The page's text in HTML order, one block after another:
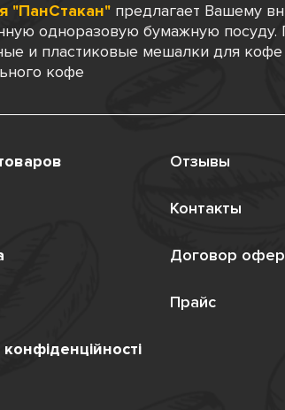
"ПанСтакан" предлагает Вашему
одноразовую бумажную
и пластиковые мешалки для кофе
кофе
Отзывы
Контакты
Договор
Прайс